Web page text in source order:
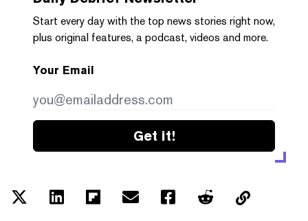
Start every day with the top news stories right now,
plus original features, a podcast, videos and more.
Your Email
Get it!